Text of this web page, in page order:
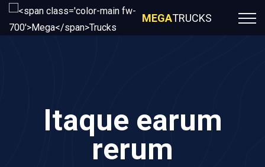
MEGATRUCKS
Itaque earum
rerum